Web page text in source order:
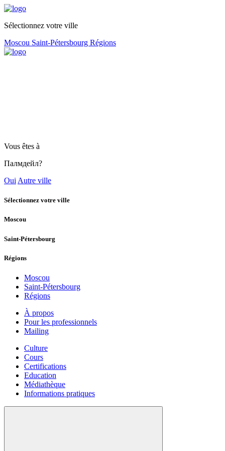
Sélectionnez votre ville
Moscou Saint-Pétersbourg Régions
Vous êtes à
Палмдейл?
Oui Autre ville
Sélectionnez votre ville
Moscou
Saint-Pétersbourg
Régions
Moscou
Saint-Pétersbourg
Régions
À propos
Pour les professionnels
Mailing
Culture
Cours
Certifications
Education
Médiathèque
Informations pratiques